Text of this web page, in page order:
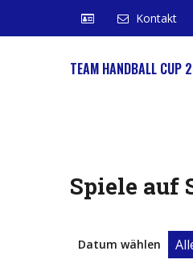
Kontakt
TEAM HANDBALL CUP
Spiele auf
Datum wählen